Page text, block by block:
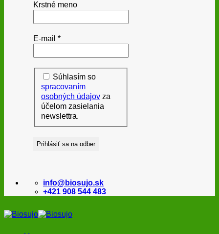
Krstné meno
E-mail *
Súhlasím so
spracovaním
osobných údajov za
účelom zasielania
newslettra.
info@biosujo.sk
+421 908 544 483